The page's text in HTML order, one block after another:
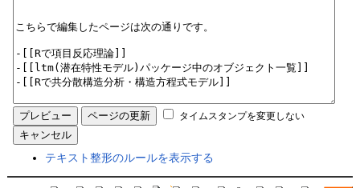
タイムスタンプを変更しない
テキスト整形のルールを表示する